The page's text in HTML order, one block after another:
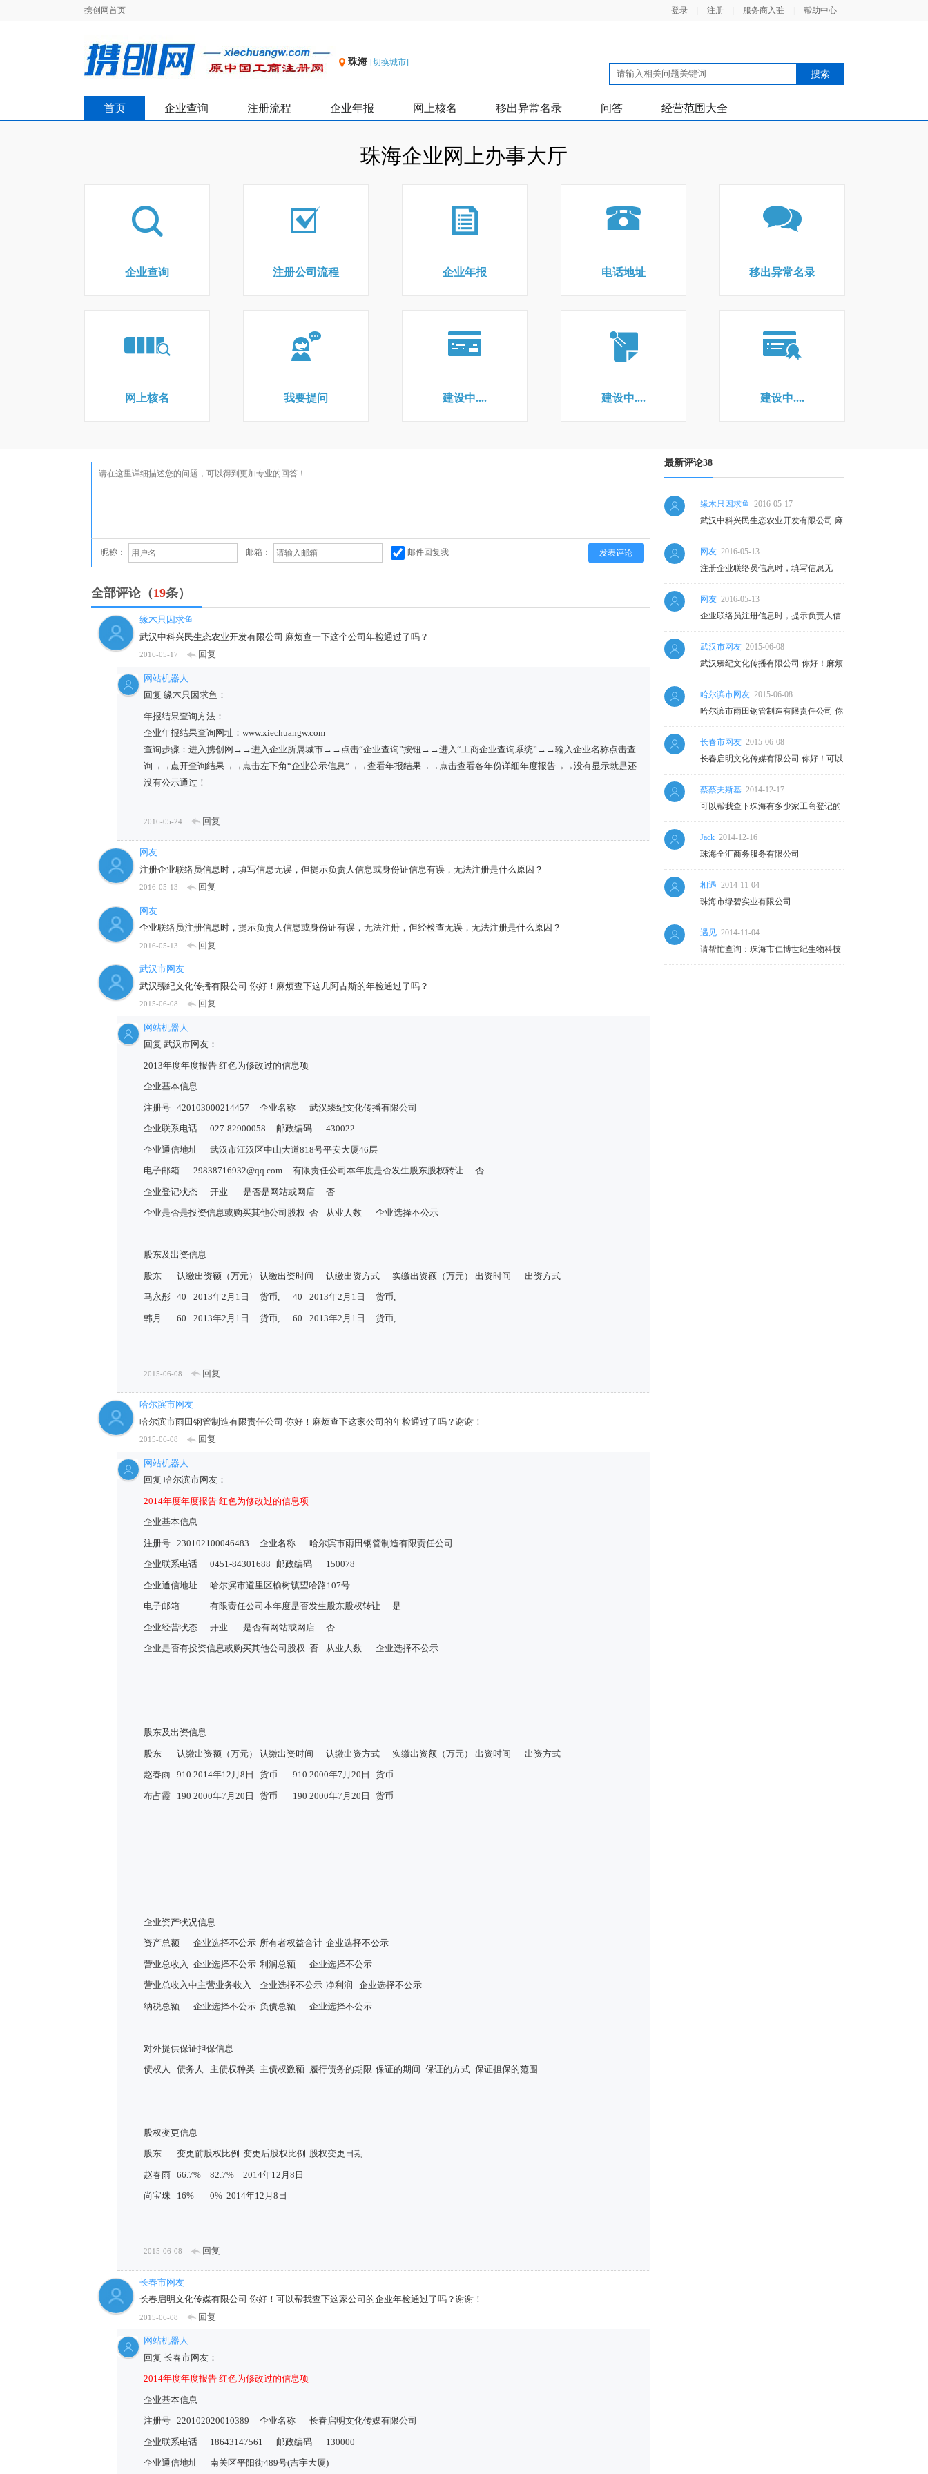
携创网首页 登录 注册 服务商入驻 帮助中心
珠海 [切换城市]
首页 企业查询 注册流程 企业年报 网上核名 移出异常名录 问答 经营范围大全
珠海企业网上办事大厅
企业查询 注册公司流程 企业年报 电话地址 移出异常名录
网上核名 我要提问 建设中.... 建设中.... 建设中....
昵称： 邮箱： 邮件回复我 发表评论
全部评论（19条）
缘木只因求鱼
武汉中科兴民生态农业开发有限公司 麻烦查一下这个公司年检通过了吗？
2016-05-17 回复
网站机器人
回复 缘木只因求鱼：
年报结果查询方法：
企业年报结果查询网址：www.xiechuangw.com
查询步骤：进入携创网→→进入企业所属城市→→点击“企业查询”按钮→→进入“工商企业查询系统”→→输入企业名称点击查
询→→点开查询结果→→点击左下角“企业公示信息”→→查看年报结果→→点击查看各年份详细年度报告→→没有显示就是还
没有公示通过！
2016-05-24 回复
网友
注册企业联络员信息时，填写信息无误，但提示负责人信息或身份证信息有误，无法注册是什么原因？
2016-05-13 回复
网友
企业联络员注册信息时，提示负责人信息或身份证有误，无法注册，但经检查无误，无法注册是什么原因？
2016-05-13 回复
武汉市网友
武汉臻纪文化传播有限公司 你好！麻烦查下这几阿古斯的年检通过了吗？
2015-06-08 回复
网站机器人
回复 武汉市网友：
2013年度年度报告 红色为修改过的信息项
企业基本信息
注册号 420103000214457 企业名称 武汉臻纪文化传播有限公司
企业联系电话 027-82900058 邮政编码 430022
企业通信地址 武汉市江汉区中山大道818号平安大厦46层
电子邮箱 29838716932@qq.com 有限责任公司本年度是否发生股东股权转让 否
企业登记状态 开业 是否是网站或网店 否
企业是否是投资信息或购买其他公司股权 否 从业人数 企业选择不公示
股东及出资信息
股东 认缴出资额（万元） 认缴出资时间 认缴出资方式 实缴出资额（万元） 出资时间 出资方式
马永彤 40 2013年2月1日 货币, 40 2013年2月1日 货币,
韩月 60 2013年2月1日 货币, 60 2013年2月1日 货币,
2015-06-08 回复
哈尔滨市网友
哈尔滨市雨田钢管制造有限责任公司 你好！麻烦查下这家公司的年检通过了吗？谢谢！
2015-06-08 回复
网站机器人
回复 哈尔滨市网友：
2014年度年度报告 红色为修改过的信息项
企业基本信息
注册号 230102100046483 企业名称 哈尔滨市雨田钢管制造有限责任公司
企业联系电话 0451-84301688 邮政编码 150078
企业通信地址 哈尔滨市道里区榆树镇望哈路107号
电子邮箱 有限责任公司本年度是否发生股东股权转让 是
企业经营状态 开业 是否有网站或网店 否
企业是否有投资信息或购买其他公司股权 否 从业人数 企业选择不公示
股东及出资信息
股东 认缴出资额（万元） 认缴出资时间 认缴出资方式 实缴出资额（万元） 出资时间 出资方式
赵春雨 910 2014年12月8日 货币 910 2000年7月20日 货币
布占霞 190 2000年7月20日 货币 190 2000年7月20日 货币
企业资产状况信息
资产总额 企业选择不公示 所有者权益合计 企业选择不公示
营业总收入 企业选择不公示 利润总额 企业选择不公示
营业总收入中主营业务收入 企业选择不公示 净利润 企业选择不公示
纳税总额 企业选择不公示 负债总额 企业选择不公示
对外提供保证担保信息
债权人 债务人 主债权种类 主债权数额 履行债务的期限 保证的期间 保证的方式 保证担保的范围
股权变更信息
股东 变更前股权比例 变更后股权比例 股权变更日期
赵春雨 66.7% 82.7% 2014年12月8日
尚宝珠 16% 0% 2014年12月8日
2015-06-08 回复
长春市网友
长春启明文化传媒有限公司 你好！可以帮我查下这家公司的企业年检通过了吗？谢谢！
2015-06-08 回复
网站机器人
回复 长春市网友：
2014年度年度报告 红色为修改过的信息项
企业基本信息
注册号 220102020010389 企业名称 长春启明文化传媒有限公司
企业联系电话 18643147561 邮政编码 130000
企业通信地址 南关区平阳街489号(吉宇大厦)
最新评论38
缘木只因求鱼 2016-05-17
武汉中科兴民生态农业开发有限公司 麻
烦查一下这个公司年检通过了吗？
网友 2016-05-13
注册企业联络员信息时，填写信息无
误，但提示负责人信息或身份证信息有
误，无法注册是什么原因？
网友 2016-05-13
企业联络员注册信息时，提示负责人信
息或身份证有误，无法注册，但经检查
无误，无法注册是什么原因？
武汉市网友 2015-06-08
武汉臻纪文化传播有限公司 你好！麻烦
查下这几阿古斯的年检通过了吗？
哈尔滨市网友 2015-06-08
哈尔滨市雨田钢管制造有限责任公司 你
好！麻烦查下这家公司的年检通过了
吗？谢谢！
长春市网友 2015-06-08
长春启明文化传媒有限公司 你好！可以
帮我查下这家公司的企业年检通过了
吗？谢谢！
蔡蔡夫斯基 2014-12-17
可以帮我查下珠海有多少家工商登记的
托管所吗？因为搜索珠海托管只能显示
5条结果，拜托拜托啦，是用作毕业论
文的课题来的，谢谢啦，万分感恩
Jack 2014-12-16
珠海全汇商务服务有限公司
相遇 2014-11-04
珠海市绿碧实业有限公司
遇见 2014-11-04
请帮忙查询：珠海市仁博世纪生物科技
有限公司这个公司的注册资金。谢谢！